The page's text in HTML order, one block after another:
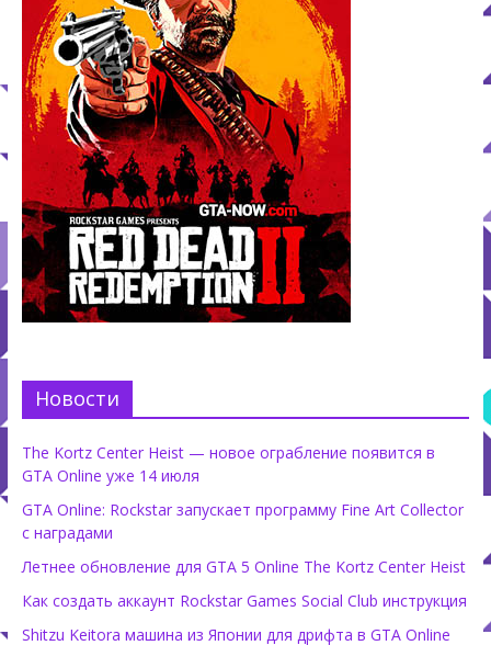
Новости
The Kortz Center Heist — новое ограбление появится в
GTA Online уже 14 июля
GTA Online: Rockstar запускает программу Fine Art Collector
с наградами
Летнее обновление для GTA 5 Online The Kortz Center Heist
Как создать аккаунт Rockstar Games Social Club инструкция
Shitzu Keitora машина из Японии для дрифта в GTA Online